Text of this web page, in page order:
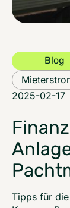
Blog
2025-02-17
Tipps für